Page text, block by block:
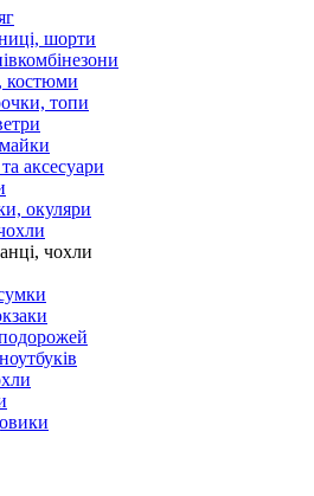
шорти
костюми
топи
аксесуари
окуляри
чохли